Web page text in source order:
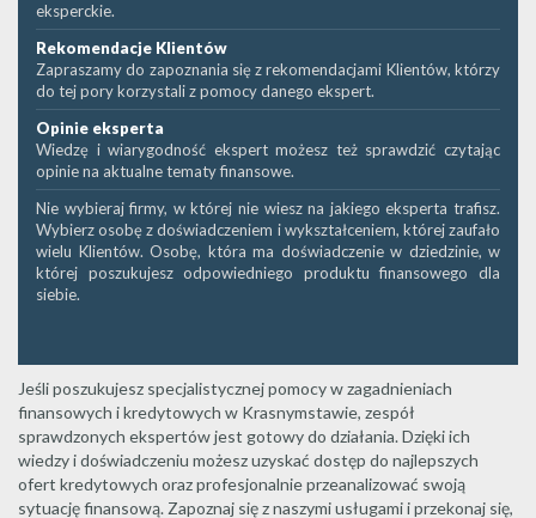
eksperckie.
Rekomendacje Klientów
Zapraszamy do zapoznania się z rekomendacjami Klientów, którzy
do tej pory korzystali z pomocy danego ekspert.
Opinie eksperta
Wiedzę i wiarygodność ekspert możesz też sprawdzić czytając
opinie na aktualne tematy finansowe.
Nie wybieraj firmy, w której nie wiesz na jakiego eksperta trafisz.
Wybierz osobę z doświadczeniem i wykształceniem, której zaufało
wielu Klientów. Osobę, która ma doświadczenie w dziedzinie, w
której poszukujesz odpowiedniego produktu finansowego dla
siebie.
Jeśli poszukujesz specjalistycznej pomocy w zagadnieniach
finansowych i kredytowych w Krasnymstawie, zespół
sprawdzonych ekspertów jest gotowy do działania. Dzięki ich
wiedzy i doświadczeniu możesz uzyskać dostęp do najlepszych
ofert kredytowych oraz profesjonalnie przeanalizować swoją
sytuację finansową. Zapoznaj się z naszymi usługami i przekonaj się,